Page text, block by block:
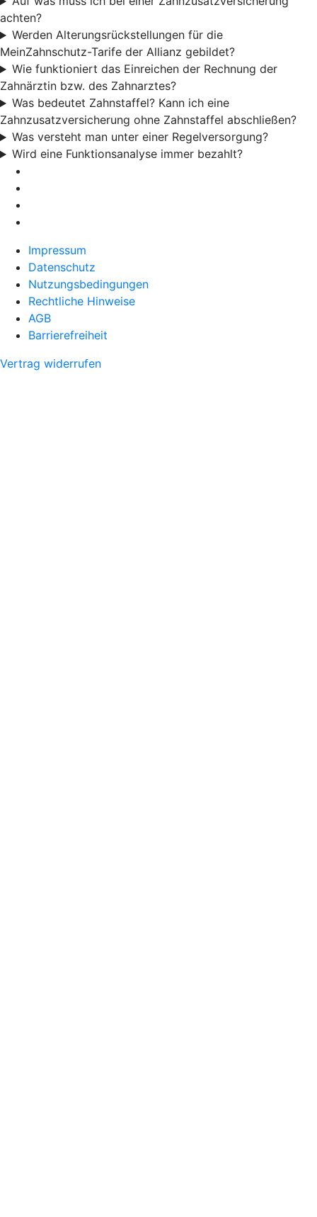
achten?
Werden Alterungsrückstellungen für die
MeinZahnschutz-Tarife der Allianz gebildet?
Wie funktioniert das Einreichen der Rechnung der
Zahnärztin bzw. des Zahnarztes?
Was bedeutet Zahnstaffel? Kann ich eine
Zahnzusatzversicherung ohne Zahnstaffel abschließen?
Was versteht man unter einer Regelversorgung?
Wird eine Funktionsanalyse immer bezahlt?
Impressum
Datenschutz
Nutzungsbedingungen
Rechtliche Hinweise
AGB
Barrierefreiheit
Vertrag widerrufen